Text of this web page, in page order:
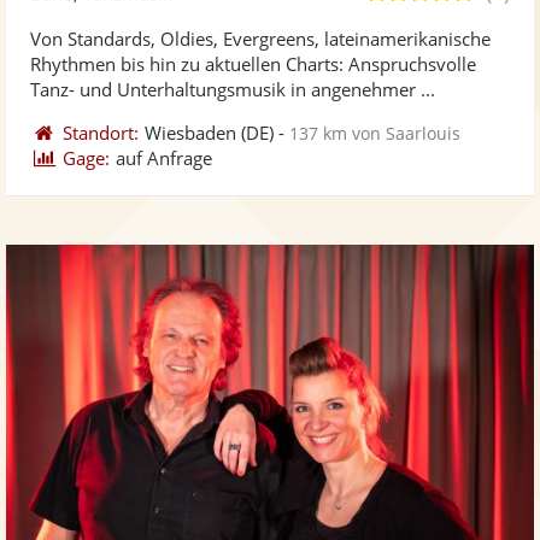
Fotos
5
Von Standards, Oldies, Evergreens, lateinamerikanische
Rhythmen bis hin zu aktuellen Charts: Anspruchsvolle
Tanz- und Unterhaltungsmusik in angenehmer ...
Standort: Wiesbaden (DE) - 137 km von Saarlouis
Gage: auf Anfrage